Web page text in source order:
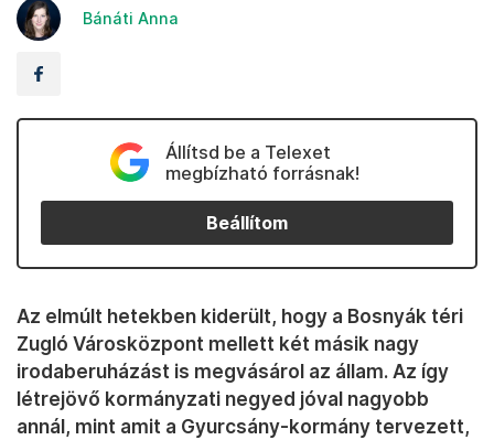
Bánáti Anna
Állítsd be a Telexet
megbízható forrásnak!
Beállítom
Az elmúlt hetekben kiderült, hogy a Bosnyák téri
Zugló Városközpont mellett két másik nagy
irodaberuházást is megvásárol az állam. Az így
létrejövő kormányzati negyed jóval nagyobb
annál, mint amit a Gyurcsány-kormány tervezett,